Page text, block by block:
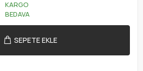
KARGO
BEDAVA
SEPETE EKLE